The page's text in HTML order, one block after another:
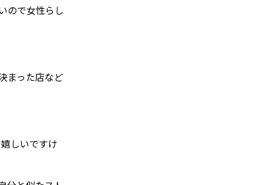
ので女性らし
まった店など
しいですけ